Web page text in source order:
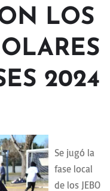
LOS
2024
Se jugó la
fase local
de los JEBO